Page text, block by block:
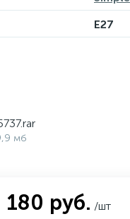
E27
мб
180 руб. /шт